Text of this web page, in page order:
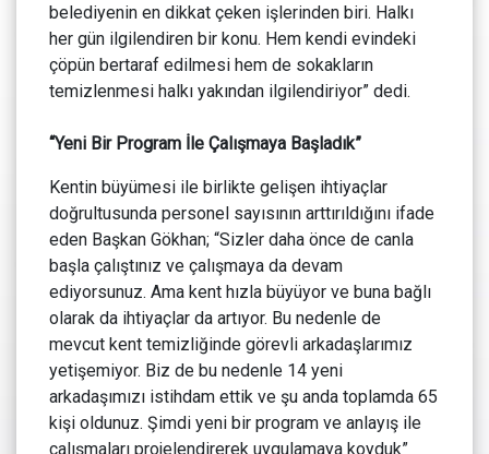
belediyenin en dikkat çeken işlerinden biri. Halkı
her gün ilgilendiren bir konu. Hem kendi evindeki
çöpün bertaraf edilmesi hem de sokakların
temizlenmesi halkı yakından ilgilendiriyor” dedi.
“Yeni Bir Program İle Çalışmaya Başladık”
Kentin büyümesi ile birlikte gelişen ihtiyaçlar
doğrultusunda personel sayısının arttırıldığını ifade
eden Başkan Gökhan; “Sizler daha önce de canla
başla çalıştınız ve çalışmaya da devam
ediyorsunuz. Ama kent hızla büyüyor ve buna bağlı
olarak da ihtiyaçlar da artıyor. Bu nedenle de
mevcut kent temizliğinde görevli arkadaşlarımız
yetişemiyor. Biz de bu nedenle 14 yeni
arkadaşımızı istihdam ettik ve şu anda toplamda 65
kişi oldunuz. Şimdi yeni bir program ve anlayış ile
çalışmaları projelendirerek uygulamaya koyduk”